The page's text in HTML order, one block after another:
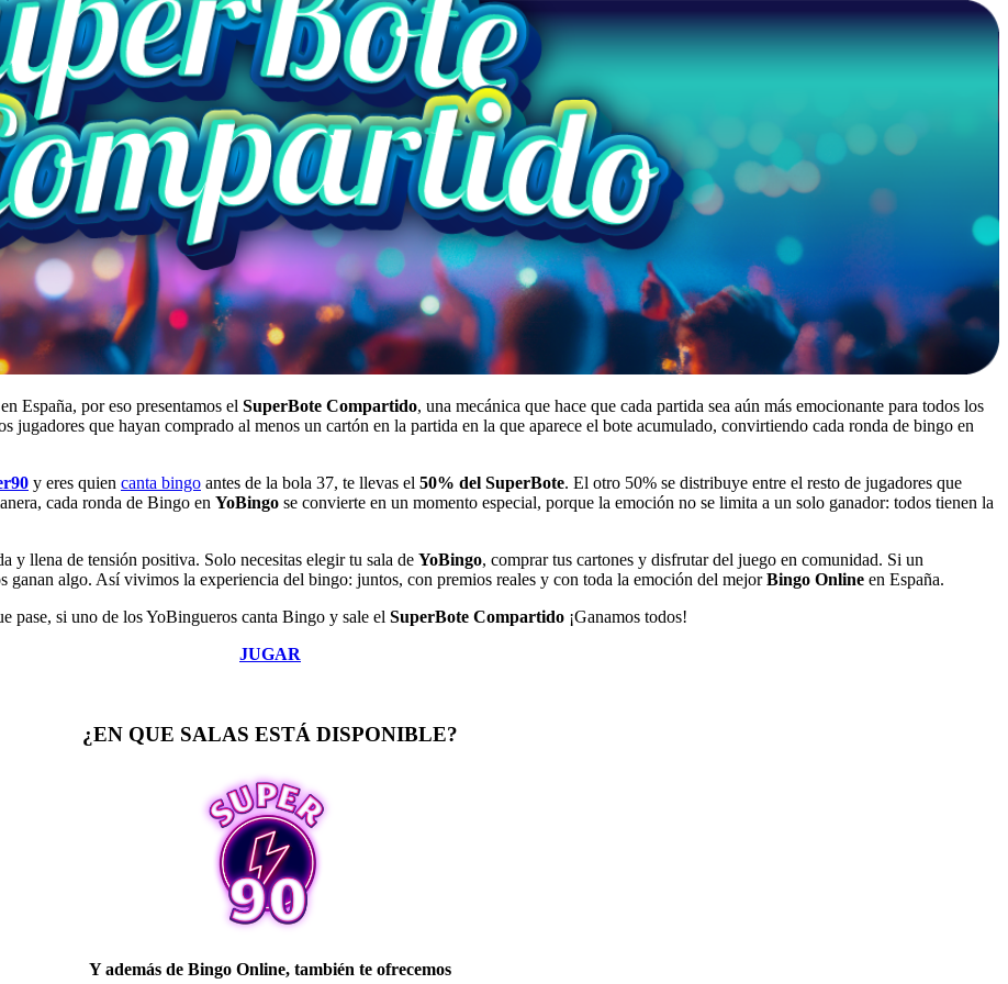
en España, por eso presentamos el SuperBote Compartido, una mecánica que hace que cada partida sea aún más emocionante para todos los
jugadores que hayan comprado al menos un cartón en la partida en la que aparece el bote acumulado, convirtiendo cada ronda de bingo en
y eres quien canta bingo antes de la bola 37, te llevas el 50% del SuperBote. El otro 50% se distribuye entre el resto de jugadores que
cada ronda de Bingo en YoBingo se convierte en un momento especial, porque la emoción no se limita a un solo ganador: todos tienen la
y llena de tensión positiva. Solo necesitas elegir tu sala de YoBingo, comprar tus cartones y disfrutar del juego en comunidad. Si un
algo. Así vivimos la experiencia del bingo: juntos, con premios reales y con toda la emoción del mejorBingo Online en España.
pase, si uno de los YoBingueros canta Bingo y sale el SuperBote Compartido ¡Ganamos todos!
JUGAR
¿EN QUE SALAS ESTÁ DISPONIBLE?
Y además de Bingo Online, también te ofrecemos